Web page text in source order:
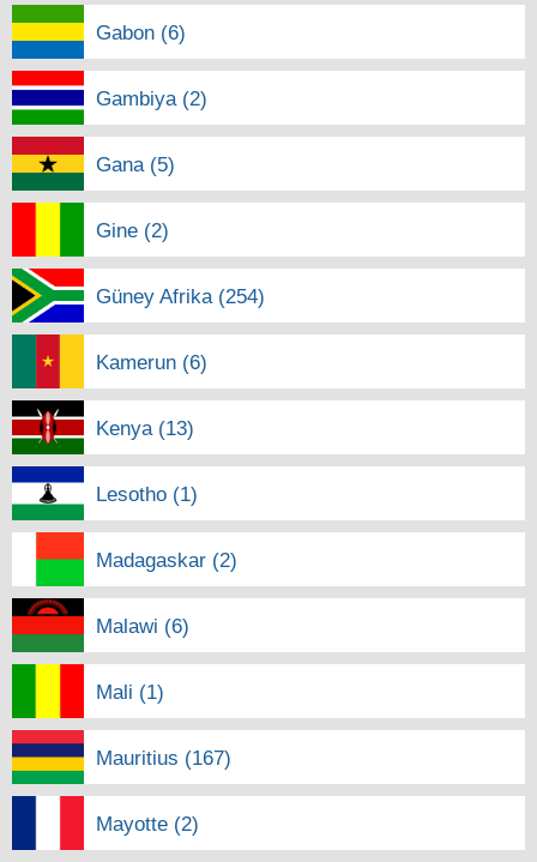
Gabon (6)
Gambiya (2)
Gana (5)
Gine (2)
Güney Afrika (254)
Kamerun (6)
Kenya (13)
Lesotho (1)
Madagaskar (2)
Malawi (6)
Mali (1)
Mauritius (167)
Mayotte (2)